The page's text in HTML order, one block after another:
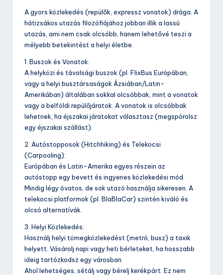
A gyors közlekedés (repülők, expressz vonatok) drága. A
hátizsákos utazás filozófiájához jobban illik a lassú
utazás, ami nem csak olcsóbb, hanem lehetővé teszi a
mélyebb betekintést a helyi életbe.
1. Buszok és Vonatok:
A helyközi és távolsági buszok (pl. FlixBus Európában,
vagy a helyi busztársaságok Ázsiában/Latin-
Amerikában) általában sokkal olcsóbbak, mint a vonatok
vagy a belföldi repülőjáratok. A vonatok is olcsóbbak
lehetnek, ha éjszakai járatokat választasz (megspórolsz
egy éjszakai szállást).
2. Autóstopposok (Hitchhiking) és Telekocsi
(Carpooling):
Európában és Latin-Amerika egyes részein az
autóstopp egy bevett és ingyenes közlekedési mód.
Mindig légy óvatos, de sok utazó használja sikeresen. A
telekocsi platformok (pl. BlaBlaCar) szintén kiváló és
olcsó alternatívák.
3. Helyi Közlekedés:
Használj helyi tömegközlekedést (metró, busz) a taxik
helyett. Vásárolj napi vagy heti bérleteket, ha hosszabb
ideig tartózkodsz egy városban.
Ahol lehetséges, sétálj vagy bérelj kerékpárt. Ez nem